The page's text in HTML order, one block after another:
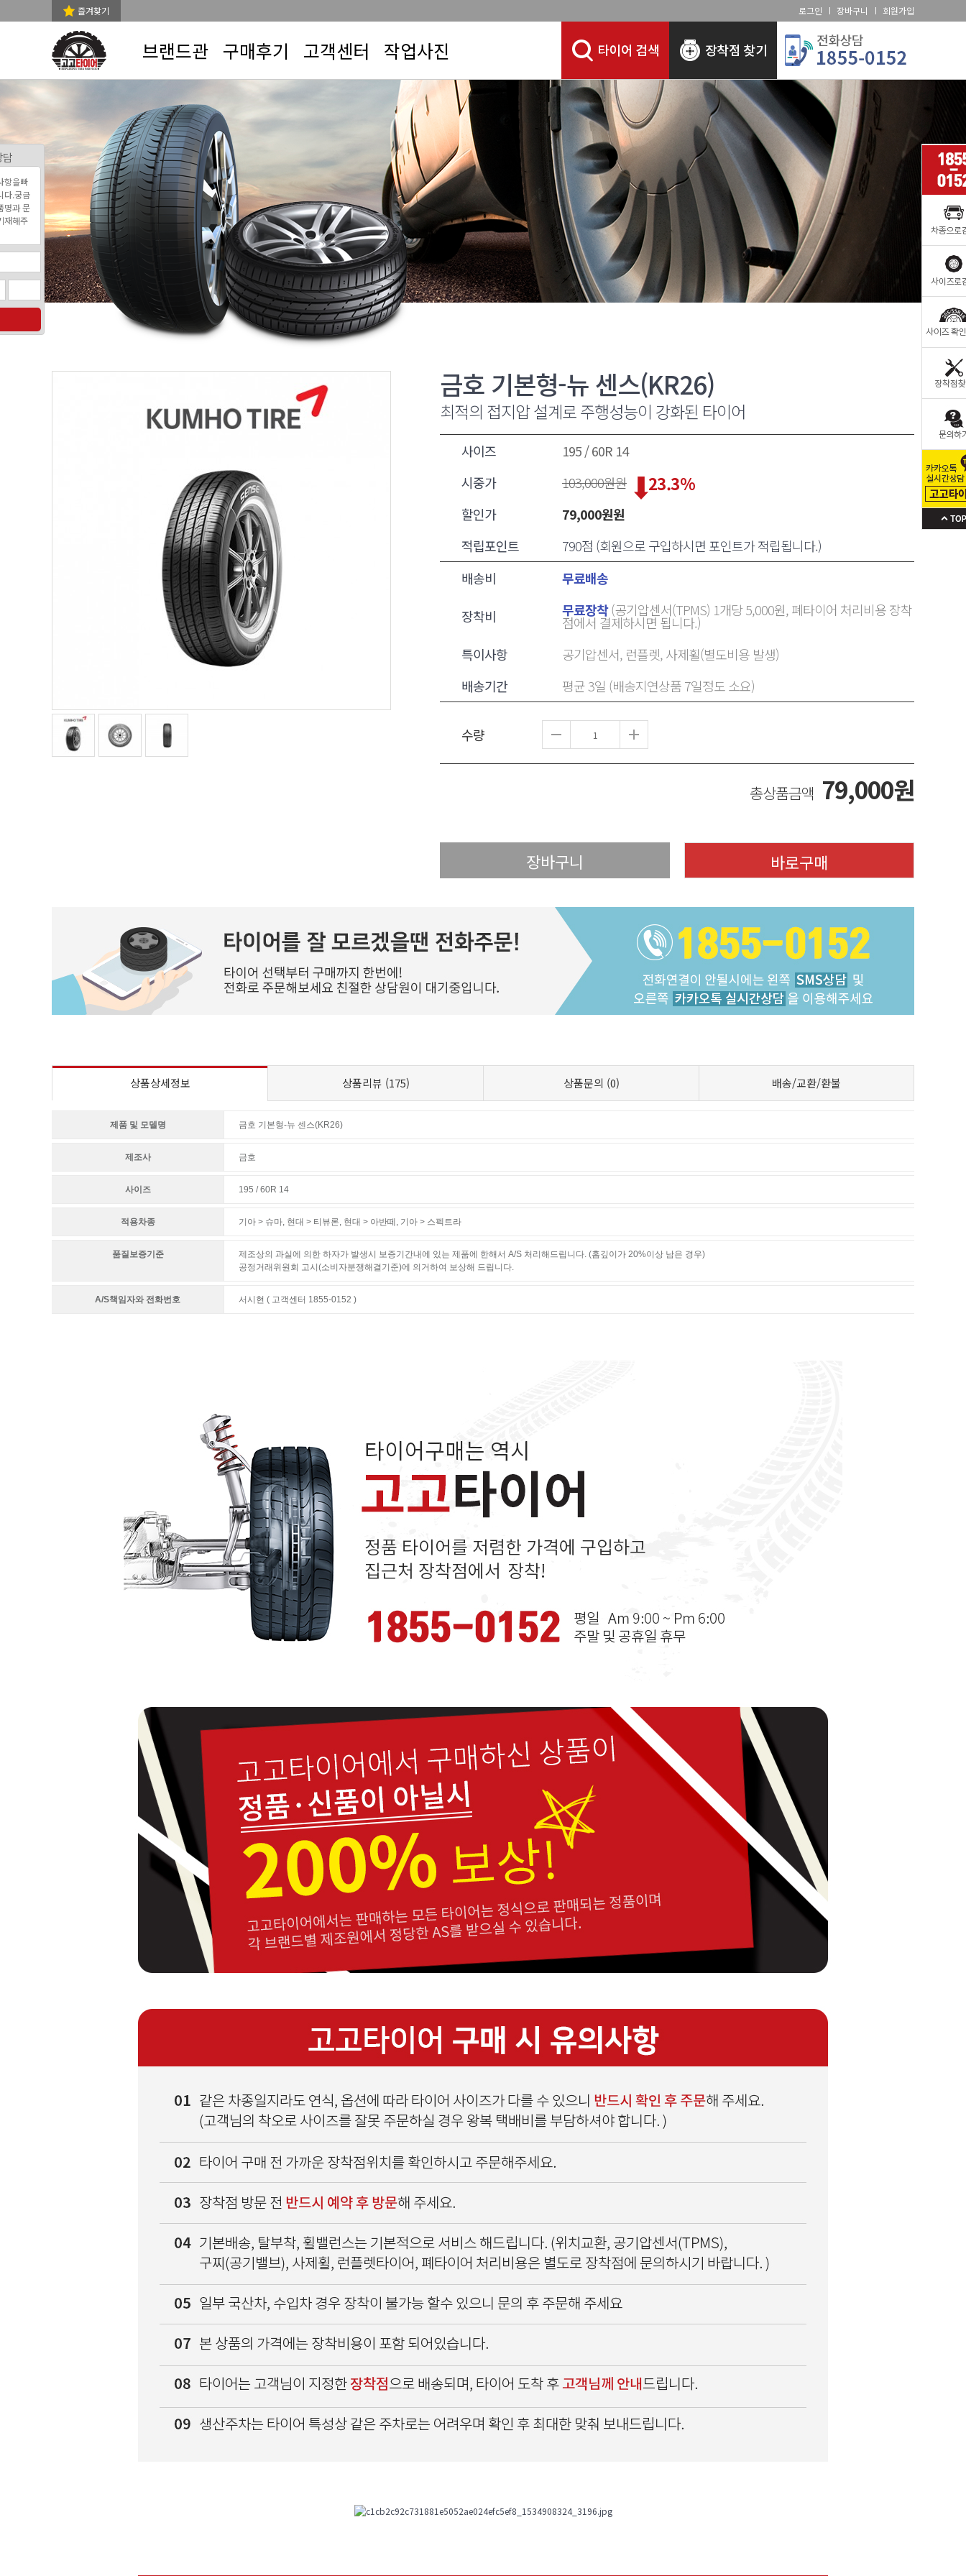
즐겨찾기 로그인 장바구니 회원가입
브랜드관 구매후기 고객센터 작업사진
금호 기본형-뉴 센스(KR26)
최적의 접지압 설계로 주행성능이 강화된 타이어
사이즈
195 / 60R 14
시중가
103,000원원
할인가
79,000원원
23.3%
적립포인트
790점 (회원으로 구입하시면 포인트가 적립됩니다.)
배송비
무료배송
장착비 무료장착(공기압센서(TPMS) 1개당 5,000원, 폐타이어 처리비용 장착
점에서 결제하시면 됩니다.)
특이사항
공기압센서, 런플렛, 사제휠(별도비용 발생)
배송기간
평균 3일 (배송지연상품 7일정도 소요)
수량
총상품금액 79,000원
상품상세정보 상품리뷰 (175) 상품문의 (0) 배송/교환/환불
제품 및 모델명 금호 기본형-뉴 센스(KR26)
제조사 금호
사이즈 195 / 60R 14
적용차종 기아 > 슈마, 현대 > 티뷰론, 현대 > 아반떼 , 기아 > 스펙트라
품질보증기준
제조상의 과실에 의한 하자가 발생시 보증기간내에 있는 제품에 한해서 A/S 처리해드립니다. (홈깊이가 20%이상 남은 경우)
공정거래위원회 고시(소비자분쟁해결기준)에 의거하여 보상해 드립니다.
A/S책임자와 전화번호 서시현 ( 고객센터 1855-0152 )